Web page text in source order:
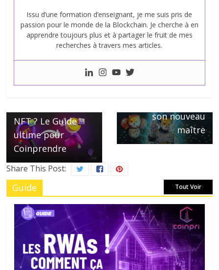
Issu d’une formation d’enseignant, je me suis pris de
passion pour le monde de la Blockchain. Je cherche à en
apprendre toujours plus et à partager le fruit de mes
recherches à travers mes articles.
NFT ? Le Guide
ultime pour
Coinprendre
Shiba Inu Coin,
son nouveau
maître
Share This Post:
Guide Tout Voir